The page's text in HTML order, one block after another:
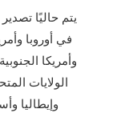
في أوروبا
وأمريكا
الولايات
وإيطاليا